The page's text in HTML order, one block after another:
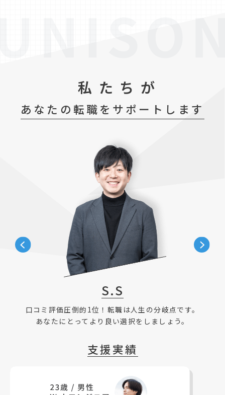
私たちが
あなたの転職をサポートします
S.S
口コミ評価圧倒的1位！転職は人生の分岐点です。
あなたにとってより良い選択をしましょう。
支援実績